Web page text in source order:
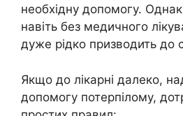
необхідну допомогу.
навіть без медичного
дуже рідко призводить до
Якщо до лікарні далеко,
допомогу потерпілому,